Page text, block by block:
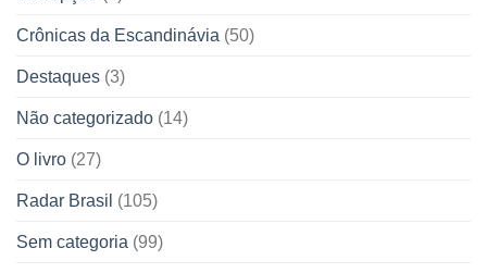
Crônicas da Escandinávia (50)
Destaques (3)
Não categorizado (14)
O livro (27)
Radar Brasil (105)
Sem categoria (99)